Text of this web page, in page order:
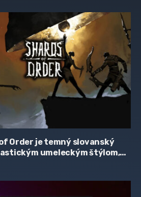
of Order je temný slovanský
umeleckým štýlom,